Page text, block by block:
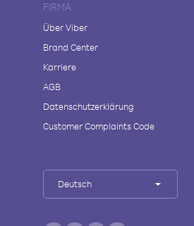
FIRMA
Über Viber
Brand Center
Karriere
AGB
Datenschutzerklärung
Customer Complaints Code
Deutsch